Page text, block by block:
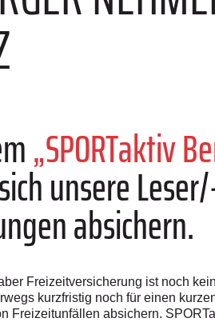
„SPORTaktiv
unsere
absichern.
Freizeitversicherung ist noch
kurzfristig noch für einen
Freizeitunfällen absichern.